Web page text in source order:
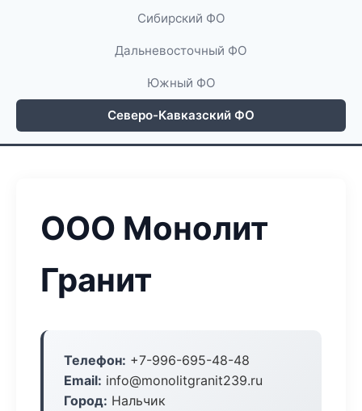
Сибирский ФО
Дальневосточный ФО
Южный ФО
Северо-Кавказский ФО
ООО Монолит
Гранит
Телефон: +7-996-695-48-48
Email: info@monolitgranit239.ru
Город: Нальчик